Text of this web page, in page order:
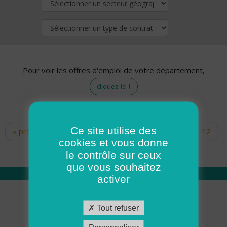
Pour voir les offres d'emploi de votre département,
cliquez ici !
Pages
« premier ‹ précédent … 10
12
14 15 16 17
Qui sommes nous
Académie ADMR
Ce site utilise des
cookies et vous donne
le contrôle sur ceux
que vous souhaitez
activer
Tout refuser